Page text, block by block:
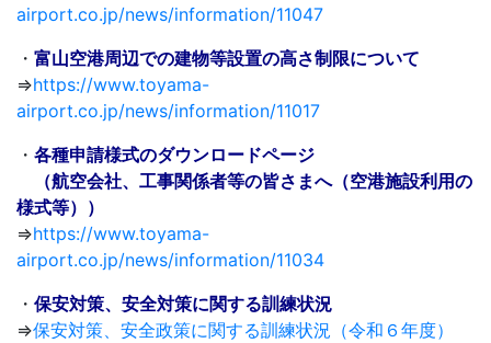
airport.co.jp/news/information/11047
・ 富山空港周辺での建物等設置の高さ制限について
⇒https://www.toyama-
airport.co.jp/news/information/11017
・ 各種申請様式のダウンロードページ
（航空会社、工事関係者等の皆さまへ（空港施設利用の
様式等））
⇒https://www.toyama-
airport.co.jp/news/information/11034
・ 保安対策、安全対策に関する訓練状況
⇒保安対策、安全政策に関する訓練状況（令和６年度）